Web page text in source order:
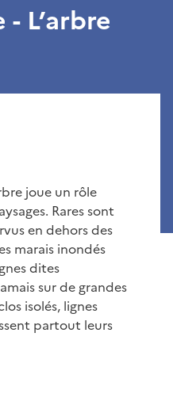
L’arbre
joue un rôle
Rares sont
en dehors des
marais inondés
dites
sur de grandes
isolés, lignes
partout leurs